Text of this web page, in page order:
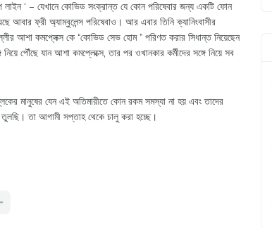
লাইন ‘ – যেখানে কোভিড সংক্রান্ত যে কোন পরিষেবার জন্য একটি ফোন
আবার ফ্রী অ্যাম্বুলেন্স পরিষেবাও। আর এবার তিনি ক্যানিংবাসীর
আশা কমপ্লেক্স কে “কোভিড সেভ হোম ” পরিণত করার সিধান্ত নিয়েছেন
পৌঁছে যান আশা কমপ্লেক্সে, তার পর ওখানকার কর্মীদের সঙ্গে নিয়ে সব
মানুষের যেন এই অতিমারীতে কোন রকম সমস্যা না হয় এবং তাদের
তা আগামী সপ্তাহ থেকে চালু করা হচ্ছে।